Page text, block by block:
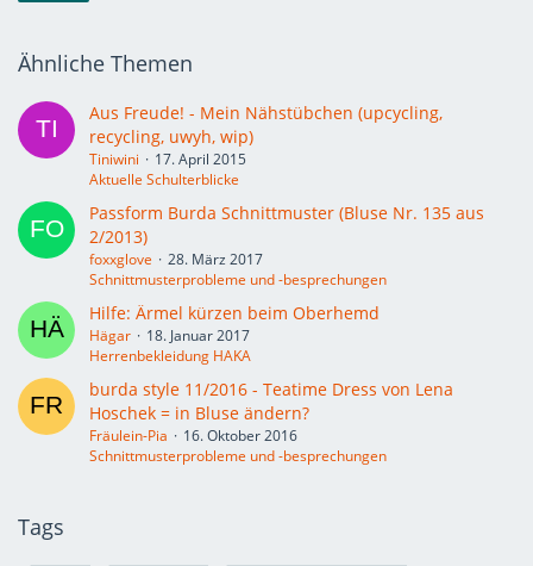
Ähnliche Themen
Aus Freude! - Mein Nähstübchen (upcycling,
recycling, uwyh, wip)
Tiniwini
17. April 2015
Aktuelle Schulterblicke
Passform Burda Schnittmuster (Bluse Nr. 135 aus
2/2013)
foxxglove
28. März 2017
Schnittmusterprobleme und -besprechungen
Hilfe: Ärmel kürzen beim Oberhemd
Hägar
18. Januar 2017
Herrenbekleidung HAKA
burda style 11/2016 - Teatime Dress von Lena
Hoschek = in Bluse ändern?
Fräulein-Pia
16. Oktober 2016
Schnittmusterprobleme und -besprechungen
Tags